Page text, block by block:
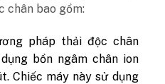
chân bao gồm:
pháp thải độc chân
bồn ngâm chân ion
Chiếc máy này sử dụng